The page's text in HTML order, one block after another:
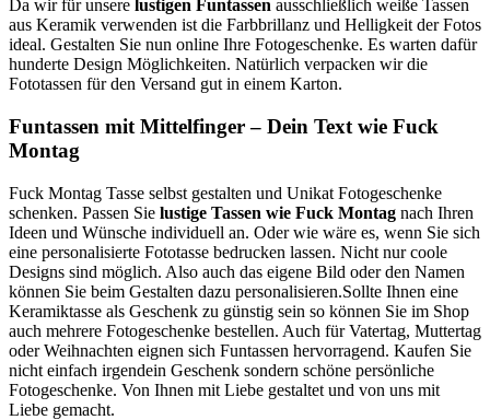
Da wir für unsere lustigen Funtassen ausschließlich weiße Tassen
aus Keramik verwenden ist die Farbbrillanz und Helligkeit der Fotos
ideal. Gestalten Sie nun online Ihre Fotogeschenke. Es warten dafür
hunderte Design Möglichkeiten. Natürlich verpacken wir die
Fototassen für den Versand gut in einem Karton.
Funtassen mit Mittelfinger – Dein Text wie Fuck
Montag
Fuck Montag Tasse selbst gestalten und Unikat Fotogeschenke
schenken. Passen Sie lustige Tassen wie Fuck Montag nach Ihren
Ideen und Wünsche individuell an. Oder wie wäre es, wenn Sie sich
eine personalisierte Fototasse bedrucken lassen. Nicht nur coole
Designs sind möglich. Also auch das eigene Bild oder den Namen
können Sie beim Gestalten dazu personalisieren.Sollte Ihnen eine
Keramiktasse als Geschenk zu günstig sein so können Sie im Shop
auch mehrere Fotogeschenke bestellen. Auch für Vatertag, Muttertag
oder Weihnachten eignen sich Funtassen hervorragend. Kaufen Sie
nicht einfach irgendein Geschenk sondern schöne persönliche
Fotogeschenke. Von Ihnen mit Liebe gestaltet und von uns mit
Liebe gemacht.